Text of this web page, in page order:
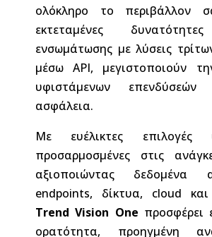
ολόκληρο το περιβάλλον
εκτεταμένες
ενσωμάτωσης με λύσεις
μέσω API, μεγιστοποιούν
υφιστάμενων
ασφάλεια.
Με ευέλικτες επιλογές
προσαρμοσμένες στις
αξιοποιώντας δεδομένα
endpoints, δίκτυα, cloud
Trend Vision One προσφέρει
ορατότητα, προηγμένη